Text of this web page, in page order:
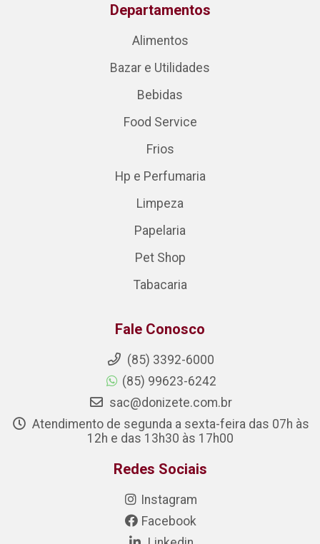
Departamentos
Alimentos
Bazar e Utilidades
Bebidas
Food Service
Frios
Hp e Perfumaria
Limpeza
Papelaria
Pet Shop
Tabacaria
Fale Conosco
(85) 3392-6000
(85) 99623-6242
sac@donizete.com.br
Atendimento de segunda a sexta-feira das 07h às
12h e das 13h30 às 17h00
Redes Sociais
Instagram
Facebook